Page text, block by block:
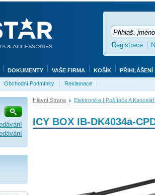
Hlavní Strana Elektronika | Počítače A Kancelář
ICY BOX IB-DK4034a-
DOKUMENTY VAŠE FIRMA KOŠÍK PŘIHLÁŠENÍ
Obchodní Podmínky Reklamace
Registrace